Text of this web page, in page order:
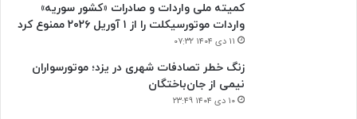
کمیته ملی واردات و صادرات «کشور سوریه»
واردات موتورسیکلت را از ۱ آوریل ۲۰۲۶ ممنوع کرد
۱۱ دی ۱۴۰۴ ۰۷:۳۲
زنگ خطر تصادفات شهری در یزد؛ موتورسواران
نیمی از جان‌باختگان
۱۰ دی ۱۴۰۴ ۲۳:۴۹